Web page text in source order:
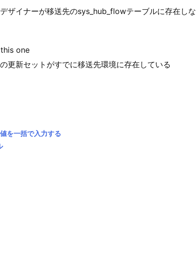
ザイナーが移送先のsys_hub_flowテーブルに存在しな
one
更新セットがすでに移送先環境に存在している
を一括で入力する